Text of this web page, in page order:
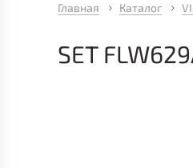
Главная Каталог
SET